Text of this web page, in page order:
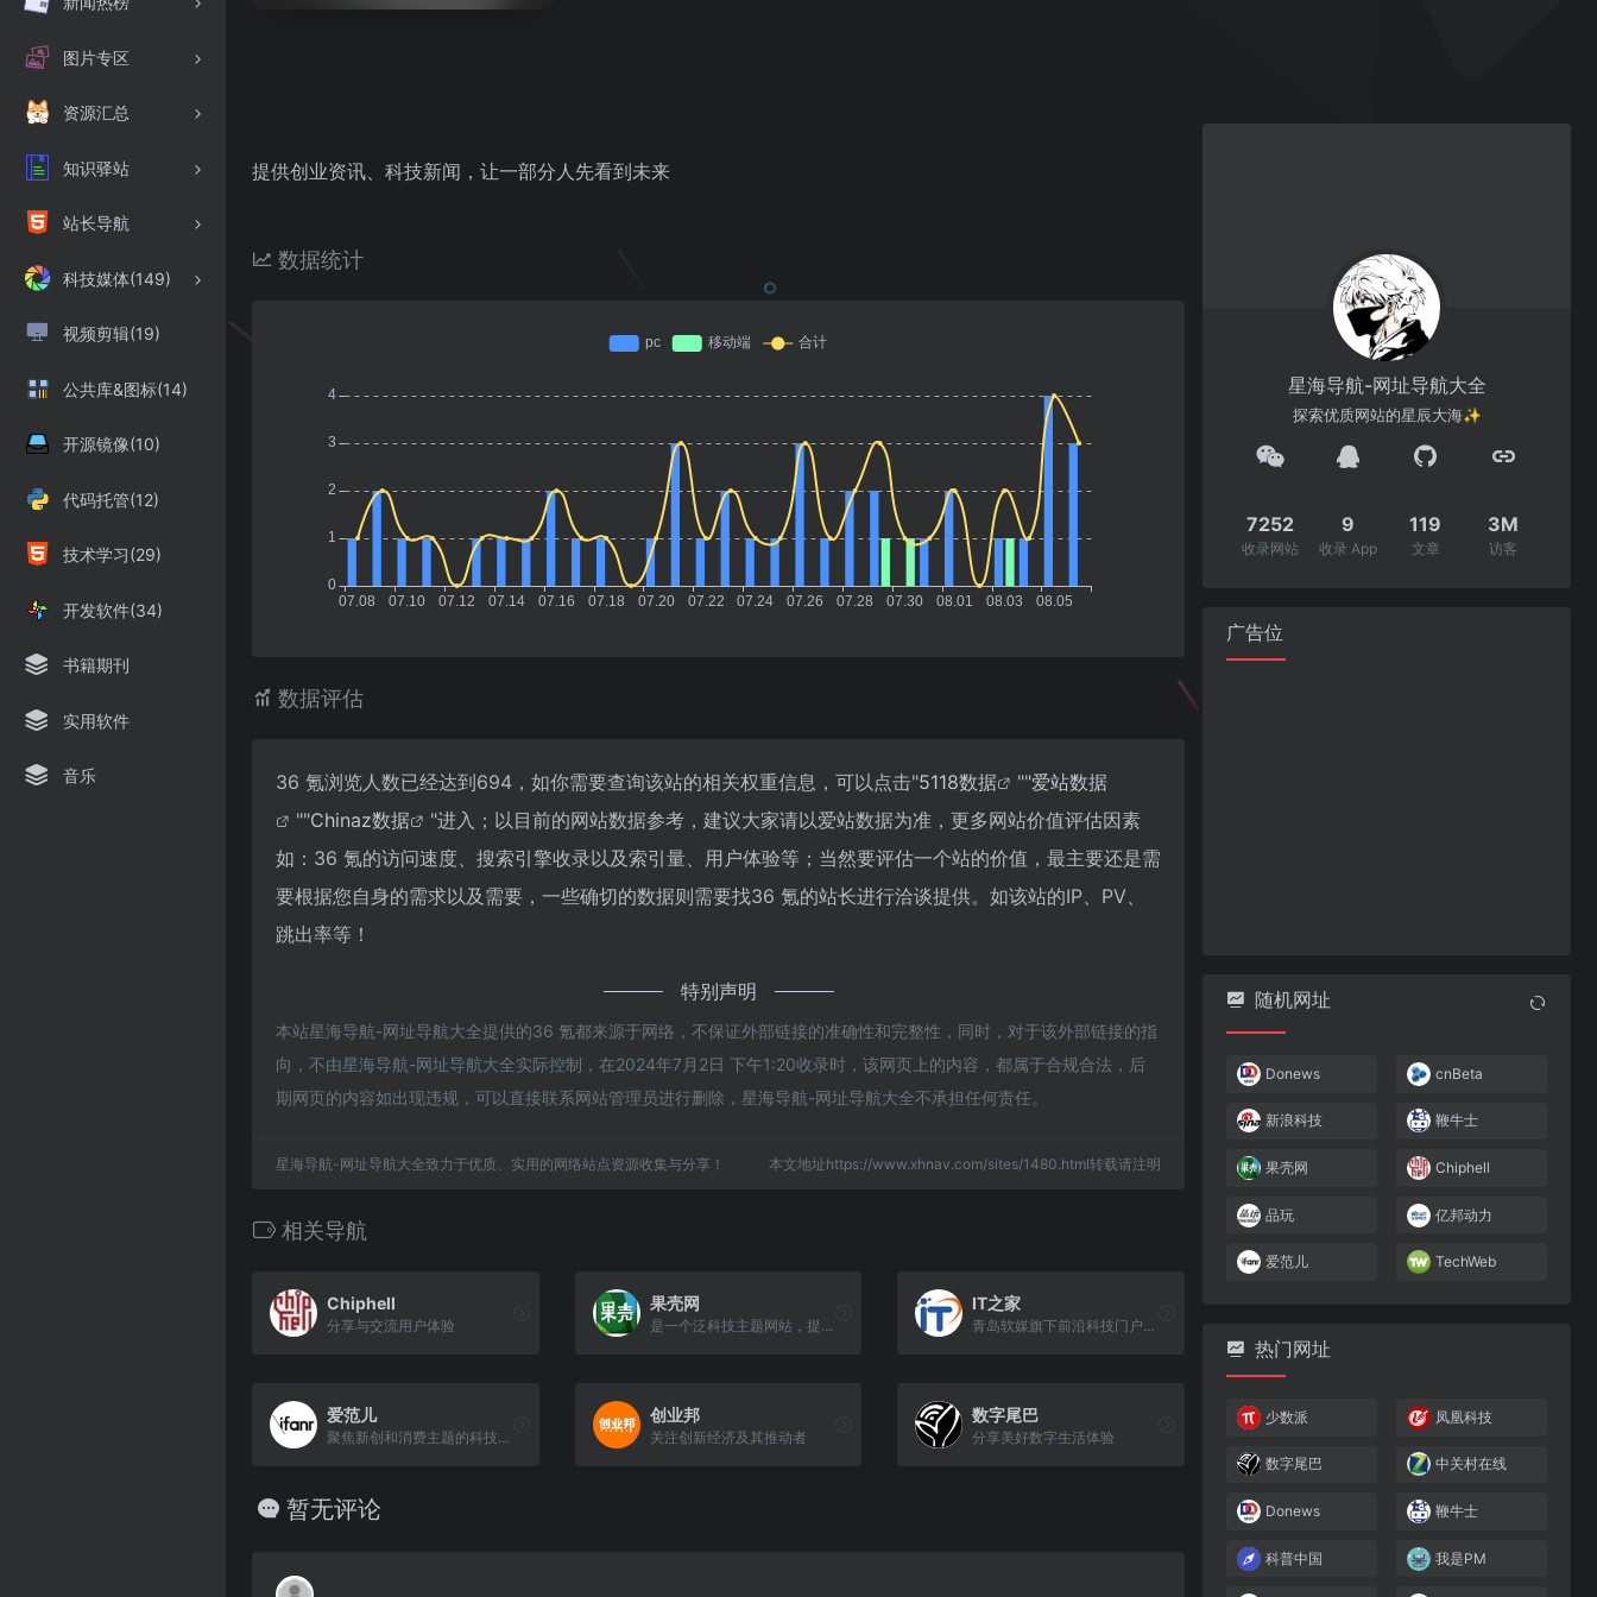
图片专区
资源汇总
知识驿站
站长导航
科技媒体(149)
视频剪辑(19)
公共库&图标(14)
开源镜像(10)
代码托管(12)
技术学习(29)
开发软件(34)
书籍期刊
实用软件
音乐
提供创业资讯、科技新闻，让一部分人先看到未来
数据统计
数据评估
36 氪浏览人数已经达到694，如你需要查询该站的相关权重信息，可以点击"5118数据 ""爱站数据
""Chinaz数据
"进入；以目前的网站数据参考，建议大家请以爱站数据为准，更多网站价值评估因素
如：36 氪的访问速度、搜索引擎收录以及索引量、用户体验等；当然要评估一个站的价值，最主要还是需
要根据您自身的需求以及需要，一些确切的数据则需要找36 氪的站长进行洽谈提供。如该站的IP、PV、
跳出率等！
特别声明
本站星海导航-网址导航大全提供的36 氪都来源于网络，不保证外部链接的准确性和完整性，同时，对于该外部链接的指
向，不由星海导航-网址导航大全实际控制，在2024年7月2日 下午1:20收录时，该网页上的内容，都属于合规合法，后
期网页的内容如出现违规，可以直接联系网站管理员进行删除，星海导航-网址导航大全不承担任何责任。
星海导航-网址导航大全致力于优质、实用的网络站点资源收集与分享！ 本文地址https://www.xhnav.com/sites/1480.html转载请注明
相关导航
Chiphell
分享与交流用户体验
果壳网
是一个泛科技主题网站，提供负责任、有智趣、贴近生活的内容
IT之家
青岛软媒旗下前沿科技门户网站
爱范儿
聚焦新创和消费主题的科技媒体
创业邦
关注创新经济及其推动者
数字尾巴
分享美好数字生活体验
暂无评论
星海导航-网址导航大全
探索优质网站的星辰大海✨
7252
收录网站
9
收录 App
119
文章
3M
访客
广告位
随机网址
Donews cnBeta
新浪科技 鞭牛士
果壳网 Chiphell
品玩 亿邦动力
爱范儿 TechWeb
热门网址
少数派 凤凰科技
数字尾巴 中关村在线
Donews 鞭牛士
科普中国 我是PM